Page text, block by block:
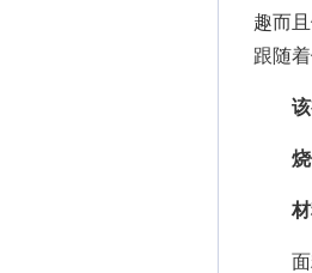
趣而
跟随着
该
烧
材
面粉